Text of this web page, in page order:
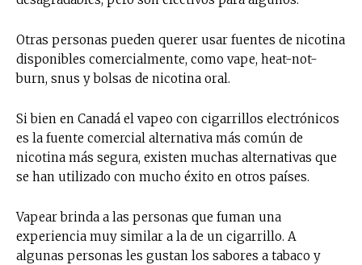
Otras personas pueden querer usar fuentes de nicotina
disponibles comercialmente, como vape, heat-not-
burn, snus y bolsas de nicotina oral.
Si bien en Canadá el vapeo con cigarrillos electrónicos
es la fuente comercial alternativa más común de
nicotina más segura, existen muchas alternativas que
se han utilizado con mucho éxito en otros países.
Vapear brinda a las personas que fuman una
experiencia muy similar a la de un cigarrillo. A
algunas personas les gustan los sabores a tabaco y